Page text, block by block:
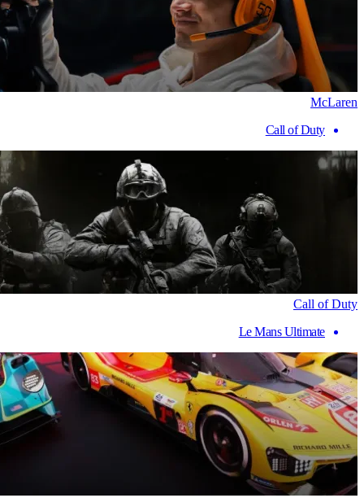
McLaren
Call of Duty
Call of Duty
Le Mans Ultimate